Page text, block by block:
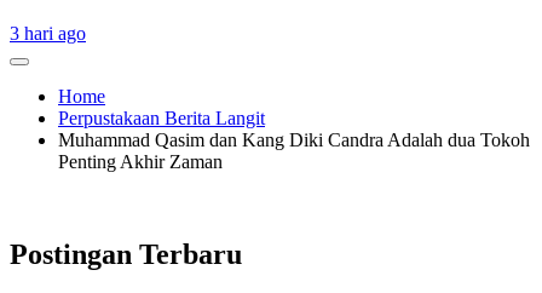
3 hari ago
Home
Perpustakaan Berita Langit
Muhammad Qasim dan Kang Diki Candra Adalah dua Tokoh
Penting Akhir Zaman
Postingan Terbaru